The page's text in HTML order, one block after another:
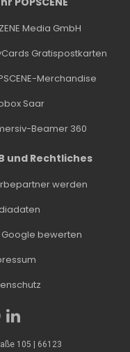
Media GmbH
Gratispostkarten
Merchandise
Saar
Beamer 360
und Rechtliches
werden
Google bewerten
105 | 66123